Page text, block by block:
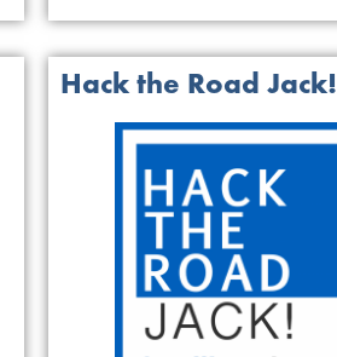
Hack the Road Jack!